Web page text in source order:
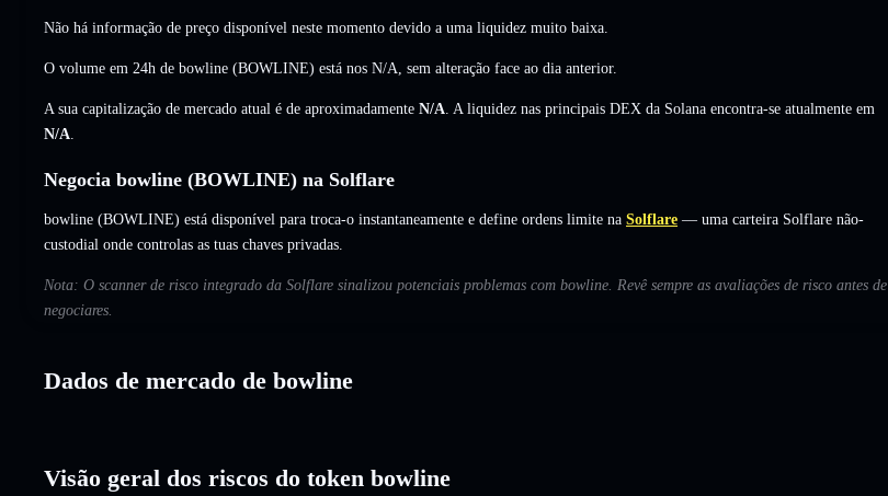
Não há informação de preço disponível neste momento devido a uma liquidez muito baixa.
O volume em 24h de bowline (BOWLINE) está nos N/A sem alteração face ao dia anterior.
A sua capitalização de mercado atual é de aproximadamente N/A . A liquidez nas principais DEX da Solana encontra-se atualmente em
N/A
Negocia bowline (BOWLINE) na Solflare
bowline (BOWLINE) está disponível para troca-o instantaneamente e define ordens limite na Solflare — uma carteira Solflare não-
custodial onde controlas as tuas chaves privadas.
Nota: O scanner de risco integrado da Solflare sinalizou potenciais problemas com bowline. Revê sempre as avaliações de risco antes de
negociares.
Dados de mercado de bowline
Visão geral dos riscos do token bowline